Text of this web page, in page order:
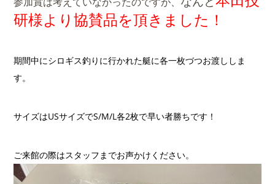
研様より協賛品を頂きました！
期間中にシロギス釣りに行かれた艇に各一枚づつお渡ししま
す。
サイズはUSサイズでS/M/L各2枚で早い者勝ちです！
ご来館の際はスタッフまでお声かけください。